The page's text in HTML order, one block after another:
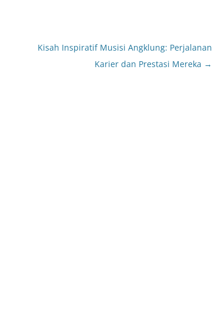
Kisah Inspiratif Musisi Angklung: Perjalanan
Karier dan Prestasi Mereka →